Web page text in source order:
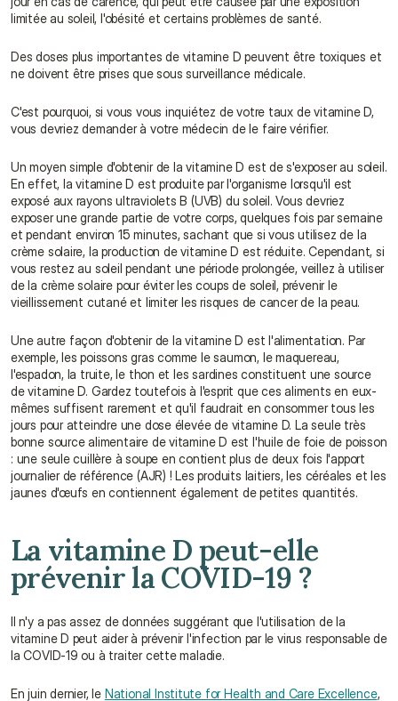
limitée au soleil, l'obésité et certains problèmes de santé.
Des doses plus importantes de vitamine D peuvent être toxiques et
ne doivent être prises que sous surveillance médicale.
C'est pourquoi, si vous vous inquiétez de votre taux de vitamine D,
vous devriez demander à votre médecin de le faire vérifier.
Un moyen simple d'obtenir de la vitamine D est de s'exposer au soleil.
En effet, la vitamine D est produite par l'organisme lorsqu'il est
exposé aux rayons ultraviolets B (UVB) du soleil. Vous devriez
exposer une grande partie de votre corps, quelques fois par semaine
et pendant environ 15 minutes, sachant que si vous utilisez de la
crème solaire, la production de vitamine D est réduite. Cependant, si
vous restez au soleil pendant une période prolongée, veillez à utiliser
de la crème solaire pour éviter les coups de soleil, prévenir le
vieillissement cutané et limiter les risques de cancer de la peau.
Une autre façon d'obtenir de la vitamine D est l'alimentation. Par
exemple, les poissons gras comme le saumon, le maquereau,
l'espadon, la truite, le thon et les sardines constituent une source
de vitamine D. Gardez toutefois à l'esprit que ces aliments en eux-
mêmes suffisent rarement et qu'il faudrait en consommer tous les
jours pour atteindre une dose élevée de vitamine D. La seule très
bonne source alimentaire de vitamine D est l'huile de foie de poisson
: une seule cuillère à soupe en contient plus de deux fois l'apport
journalier de référence (AJR) ! Les produits laitiers, les céréales et les
jaunes d'œufs en contiennent également de petites quantités.
La vitamine D peut-elle
prévenir la COVID-19 ?
Il n'y a pas assez de données suggérant que l'utilisation de la
vitamine D peut aider à prévenir l'infection par le virus responsable de
la COVID-19 ou à traiter cette maladie.
En juin dernier, le National Institute for Health and Care Excellence,